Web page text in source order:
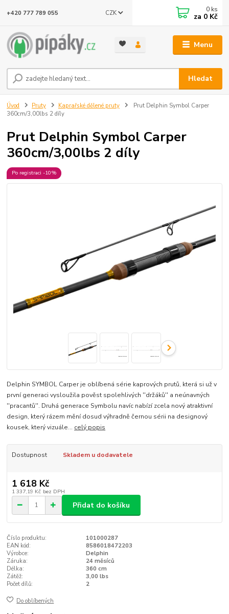
Menu
CZK
Hledat
+420 777 789 055 0 ks
za 0 Kč
Úvod Pruty Kaprařské dělené pruty
Prut Delphin Symbol Carper
360cm/3,00lbs 2 díly
Prut Delphin Symbol Carper
360cm/3,00lbs 2 díly
Po registraci -10%
Delphin SYMBOL Carper je oblíbená série kaprových prutů, která si už v
první generaci vysloužila pověst spolehlivých ''držáků'' a neúnavných
''pracantů''. Druhá generace Symbolu navíc nabízí zcela nový atraktivní
design, který rázem mění dosud výhradně černou sérii na designový
kousek, který vizuále... celý popis
Dostupnost Skladem u dodavatele
1 618 Kč
1 337,19 Kč bez DPH
Přidat do košíku
Číslo produktu:
101000287
EAN kód:
8586018472203
Výrobce:
Delphin
Záruka:
24 měsíců
Délka:
360 cm
Zátěž:
3,00 lbs
Počet dílů:
2
Do oblíbených